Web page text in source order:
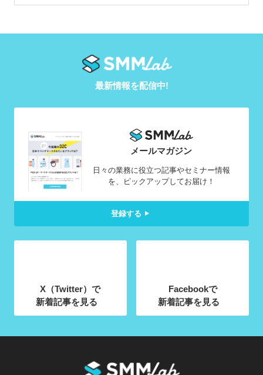
最新情報を配信中!
メールマガジン
日々の業務に役立つ記事やセミナー情報
を、ピックアップしてお届け！
登録する
X（Twitter）で
新着記事を見る
Facebookで
新着記事を見る